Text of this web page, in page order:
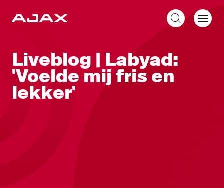
Liveblog | Labyad:
'Voelde mij fris en
lekker'